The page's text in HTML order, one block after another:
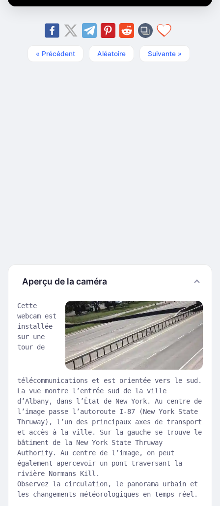
« Précédent Aléatoire Suivante »
Aperçu de la caméra
Cette
webcam est
installée
sur une
tour de
télécommunications et est orientée vers le sud.
La vue montre l’entrée sud de la ville
d’Albany, dans l’État de New York. Au centre de
l’image passe l’autoroute I-87 (New York State
Thruway), l’un des principaux axes de transport
et accès à la ville. Sur la gauche se trouve le
bâtiment de la New York State Thruway
Authority. Au centre de l’image, on peut
également apercevoir un pont traversant la
rivière Normans Kill.
Observez la circulation, le panorama urbain et
les changements météorologiques en temps réel.